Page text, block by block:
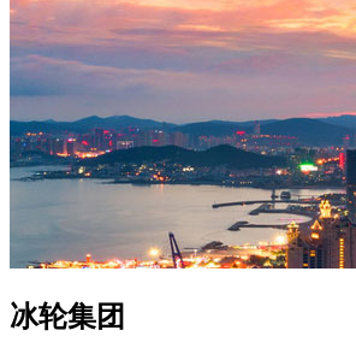
冰轮集团